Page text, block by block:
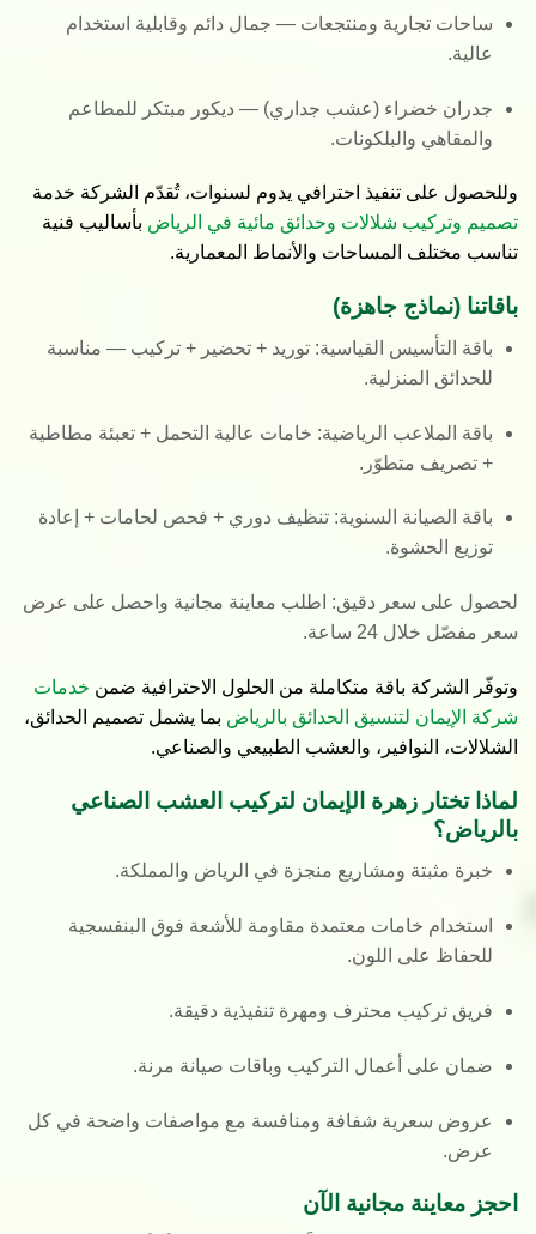
ساحات تجارية ومنتجعات — جمال دائم وقابلية استخدام
عالية.
جدران خضراء (عشب جداري) — ديكور مبتكر للمطاعم
والمقاهي والبلكونات.
وللحصول على تنفيذ احترافي يدوم لسنوات، تُقدّم الشركة خدمة
تصميم وتركيب شلالات وحدائق مائية في الرياض بأساليب فنية
تناسب مختلف المساحات والأنماط المعمارية.
باقاتنا (نماذج جاهزة)
باقة التأسيس القياسية: توريد + تحضير + تركيب — مناسبة
للحدائق المنزلية.
باقة الملاعب الرياضية: خامات عالية التحمل + تعبئة مطاطية
+ تصريف متطوّر.
باقة الصيانة السنوية: تنظيف دوري + فحص لحامات + إعادة
توزيع الحشوة.
لحصول على سعر دقيق: اطلب معاينة مجانية واحصل على عرض
سعر مفصّل خلال 24 ساعة.
وتوفّر الشركة باقة متكاملة من الحلول الاحترافية ضمن خدمات
شركة الإيمان لتنسيق الحدائق بالرياض بما يشمل تصميم الحدائق،
الشلالات، النوافير، والعشب الطبيعي والصناعي.
لماذا تختار زهرة الإيمان لتركيب العشب الصناعي
بالرياض؟
خبرة مثبتة ومشاريع منجزة في الرياض والمملكة.
استخدام خامات معتمدة مقاومة للأشعة فوق البنفسجية
للحفاظ على اللون.
فريق تركيب محترف ومهرة تنفيذية دقيقة.
ضمان على أعمال التركيب وباقات صيانة مرنة.
عروض سعرية شفافة ومنافسة مع مواصفات واضحة في كل
عرض.
احجز معاينة مجانية الآن